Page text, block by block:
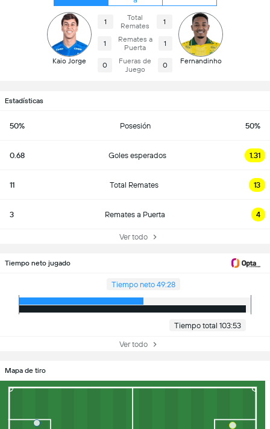
Kaio Jorge
1
Total
Remates
1
1
Remates a
Puerta
1
0
Fueras de
Juego
0 Fernandinho
Estadísticas
50% Posesión 50%
0.68 Goles esperados 1.31
11 Total Remates 13
3 Remates a Puerta 4
Ver todo
Tiempo neto jugado
Tiempo neto 49:28
Tiempo total 103:53
Ver todo
Mapa de tiro